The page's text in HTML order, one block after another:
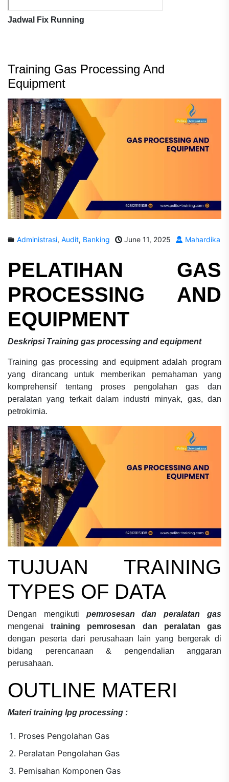
Jadwal Fix Running
Training Gas Processing And
Equipment
Administrasi, Audit, Banking June 11, 2025 Mahardika
PELATIHAN GAS
PROCESSING AND
EQUIPMENT
Deskripsi Training gas processing and equipment
Training gas processing and equipment adalah program
yang dirancang untuk memberikan pemahaman yang
komprehensif tentang proses pengolahan gas dan
peralatan yang terkait dalam industri minyak, gas, dan
petrokimia.
TUJUAN TRAINING
TYPES OF DATA
Dengan mengikuti pemrosesan dan peralatan gas
mengenai
training pemrosesan dan peralatan gas
dengan peserta dari perusahaan lain yang bergerak di
bidang perencanaan & pengendalian anggaran
perusahaan.
OUTLINE MATERI
Materitraining lpg processing :
Proses Pengolahan Gas
Peralatan Pengolahan Gas
Pemisahan Komponen Gas